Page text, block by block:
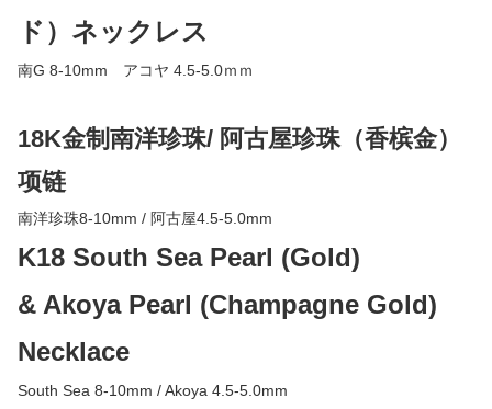
ド）ネックレス
南G 8-10mm アコヤ 4.5-5.0ｍｍ
18K金制南洋珍珠/ 阿古屋珍珠（香槟金）
项链
南洋珍珠8-10mm / 阿古屋4.5-5.0mm
K18 South Sea Pearl (Gold)
& Akoya Pearl (Champagne Gold)
Necklace
South Sea 8-10mm / Akoya 4.5-5.0mm